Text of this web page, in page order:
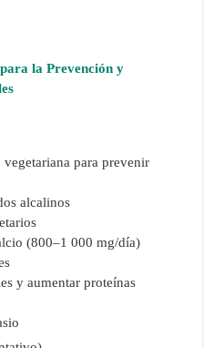
la Prevención y
para prevenir
alcalinos
(800–1 000 mg/día)
y aumentar proteínas